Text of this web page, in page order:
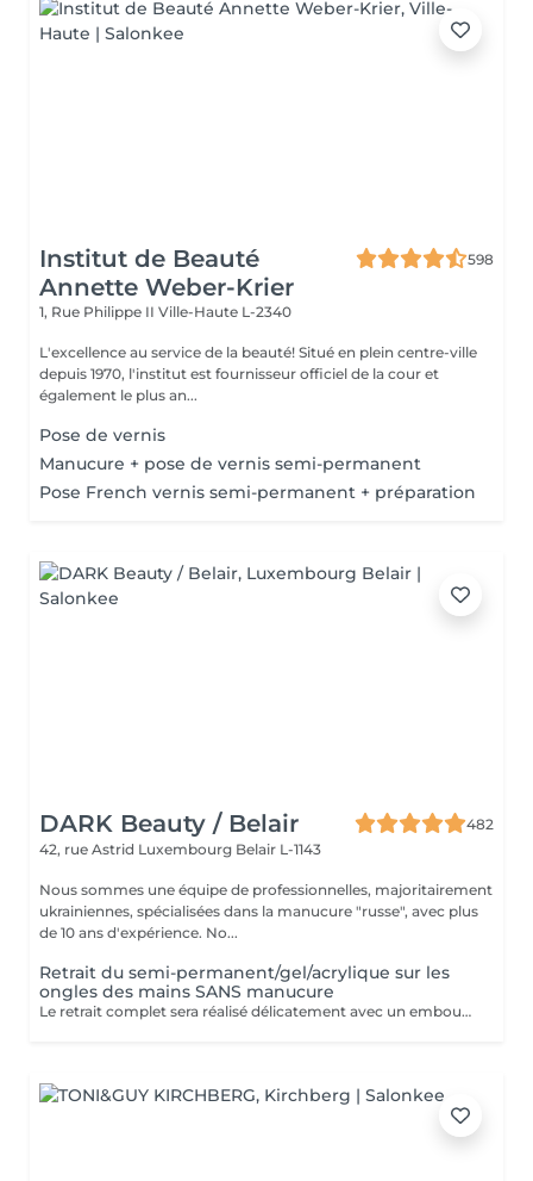
Institut de Beauté
Annette Weber-Krier
598
1, Rue Philippe II Ville-Haute L-2340
L'excellence au service de la beauté! Situé en plein centre-ville
depuis 1970, l'institut est fournisseur officiel de la cour et
également le plus an...
Pose de vernis
Manucure + pose de vernis semi-permanent
Pose French vernis semi-permanent + préparation
DARK Beauty / Belair
482
42, rue Astrid Luxembourg Belair L-1143
Nous sommes une équipe de professionnelles, majoritairement
ukrainiennes, spécialisées dans la manucure "russe", avec plus
de 10 ans d'expérience. No...
Retrait du semi-permanent/gel/acrylique sur les
ongles des mains SANS manucure
Le retrait complet sera réalisé délicatement avec un embout spécial de ponceuse à ongles. Inclus dans la prestation : Façonner et limer les ongles.